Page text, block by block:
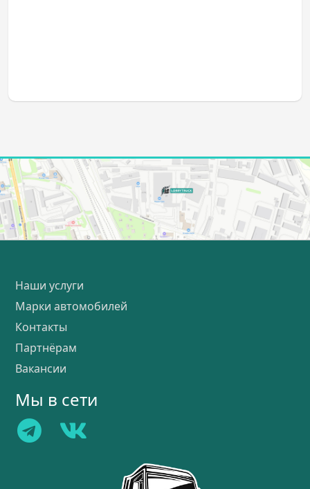
Наши услуги
Марки автомобилей
Контакты
Партнёрам
Вакансии
Мы в сети